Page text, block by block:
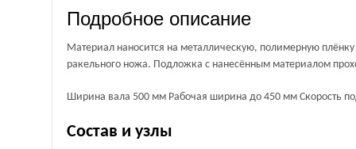
Подробное описание
Материал наносится на металлическую, полимерную
ракельного ножа. Подложка с нанесённым материалом
Ширина вала 500 мм Рабочая ширина до 450 мм Скорость
Состав и узлы